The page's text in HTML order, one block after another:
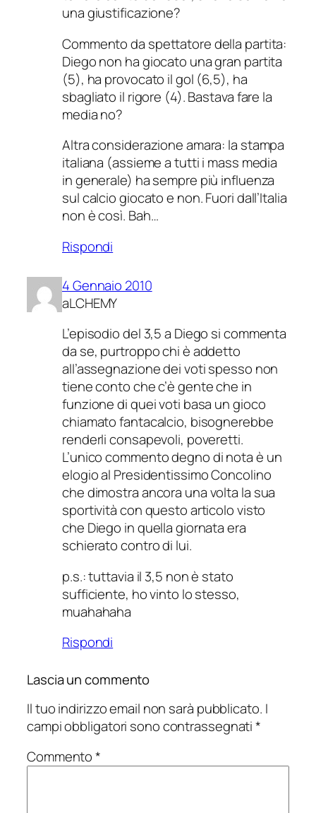
una giustificazione?
Commento da spettatore della partita:
Diego non ha giocato una gran partita
(5), ha provocato il gol (6,5), ha
sbagliato il rigore (4). Bastava fare la
media no?
Altra considerazione amara: la stampa
italiana (assieme a tutti i mass media
in generale) ha sempre più influenza
sul calcio giocato e non. Fuori dall’Italia
non è così. Bah…
Rispondi
4 Gennaio 2010
aLCHEMY
L’episodio del 3,5 a Diego si commenta
da se, purtroppo chi è addetto
all’assegnazione dei voti spesso non
tiene conto che c’è gente che in
funzione di quei voti basa un gioco
chiamato fantacalcio, bisognerebbe
renderli consapevoli, poveretti.
L’unico commento degno di nota è un
elogio al Presidentissimo Concolino
che dimostra ancora una volta la sua
sportività con questo articolo visto
che Diego in quella giornata era
schierato contro di lui.
p.s.: tuttavia il 3,5 non è stato
sufficiente, ho vinto lo stesso,
muahahaha
Rispondi
Lascia un commento
Il tuo indirizzo email non sarà pubblicato. I
campi obbligatori sono contrassegnati*
Commento*